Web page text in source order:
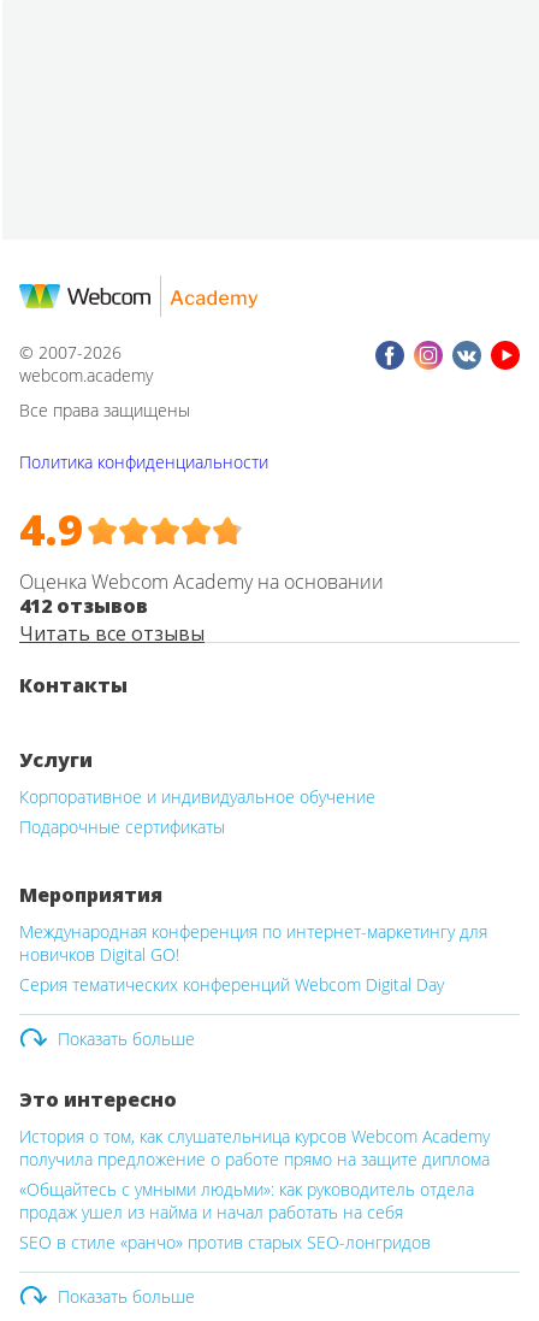
Контакты
© 2007-2026
webcom.academy
Все права защищены
Политика конфиденциальности
4.9
Оценка Webcom Academy на основании
412 отзывов
Читать все отзывы
Услуги
Корпоративное и индивидуальное обучение
Подарочные сертификаты
Мероприятия
Международная конференция по интернет-маркетингу для
новичков Digital GO!
Серия тематических конференций Webcom Digital Day
Показать больше
Это интересно
История о том, как слушательница курсов Webcom Academy
получила предложение о работе прямо на защите диплома
«Общайтесь с умными людьми»: как руководитель отдела
продаж ушел из найма и начал работать на себя
SEO в стиле «ранчо» против старых SEO-лонгридов
Показать больше